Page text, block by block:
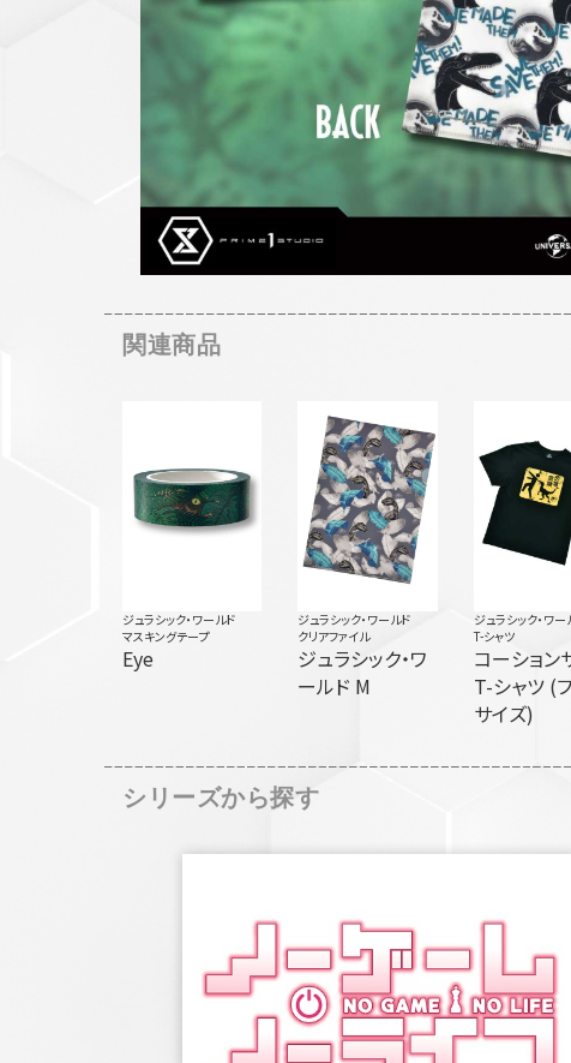
スタチューはこち
ら
関連商品
ジュラシック・ワールド
マスキングテープ
Eye
ジュラシック・ワールド
クリアファイル
ジュラシック・ワ
ールド M
ジュラシック・ワー
T-シャツ
コーション
T-シャツ (
サイズ)
シリーズから探す